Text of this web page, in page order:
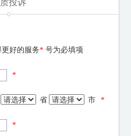
投诉
好的服务* 号为必填项
*
省 市 *
*